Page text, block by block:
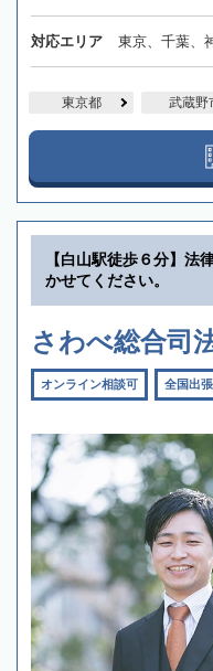
対応エリア 東京、千葉、
東京都 武蔵野
【白山駅徒歩６分】法
かせてください。
さわべ総合司
オンライン相談可 全国出